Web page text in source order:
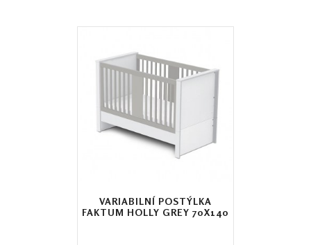
VARIABILNÍ POSTÝLKA
FAKTUM HOLLY GREY 70X140